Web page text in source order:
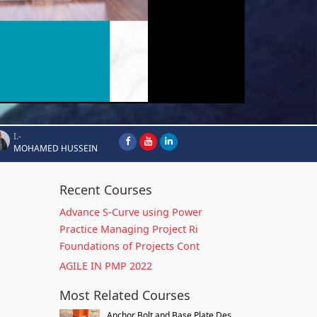
I.-
MOHAMED HUSSEIN
Recent Courses
Advance S-Curve using Power
Practice Managing Project Ri
Foundations of Projects Cont
AGILE IN PMP 2022
Most Related Courses